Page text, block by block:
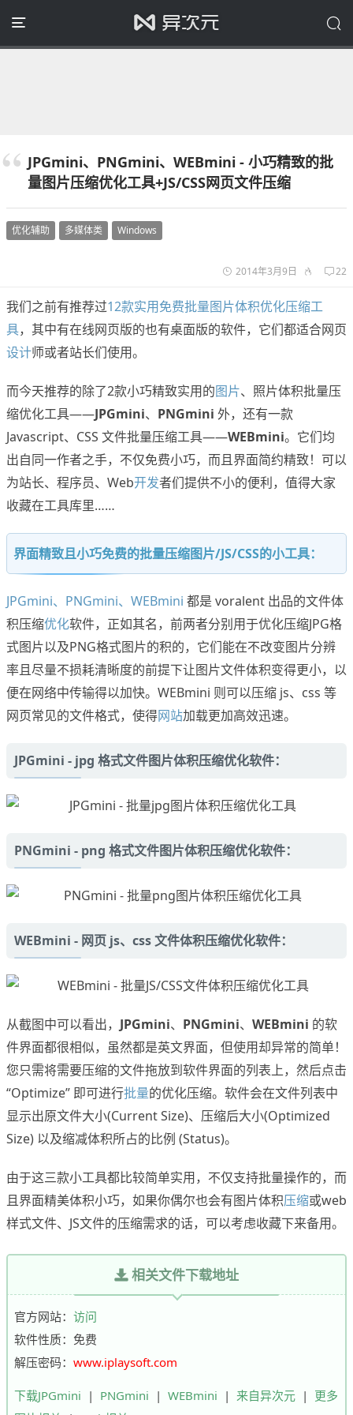
JPGmini、PNGmini、WEBmini - 小巧精致的批
量图片压缩优化工具+JS/CSS网页文件压缩
优化辅助 多媒体类 Windows
2014年3月9日 22
我们之前有推荐过12款实用免费批量图片体积优化压缩工
具，其中有在线网页版的也有桌面版的软件，它们都适合网页
设计师或者站长们使用。
而今天推荐的除了2款小巧精致实用的图片、照片体积批量压
缩优化工具——JPGmini、 PNGmini 外，还有一款
Javascript、CSS 文件批量压缩工具——WEBmini。它们均
出自同一作者之手，不仅免费小巧，而且界面简约精致！可以
为站长、程序员、Web开发者们提供不小的便利，值得大家
收藏在工具库里……
界面精致且小巧免费的批量压缩图片/JS/CSS的小工具：
JPGmini、PNGmini、WEBmini 都是 voralent 出品的文件体
积压缩优化软件，正如其名，前两者分别用于优化压缩JPG格
式图片以及PNG格式图片的积的，它们能在不改变图片分辨
率且尽量不损耗清晰度的前提下让图片文件体积变得更小，以
便在网络中传输得以加快。WEBmini 则可以压缩 js、css 等
网页常见的文件格式，使得网站加载更加高效迅速。
JPGmini - jpg 格式文件图片体积压缩优化软件：
PNGmini - png 格式文件图片体积压缩优化软件：
WEBmini - 网页 js、css 文件体积压缩优化软件：
从截图中可以看出， JPGmini、 PNGmini、 WEBmini 的软
件界面都很相似，虽然都是英文界面，但使用却异常的简单！
您只需将需要压缩的文件拖放到软件界面的列表上，然后点击
“Optimize” 即可进行批量的优化压缩。软件会在文件列表中
显示出原文件大小(Current Size)、压缩后大小(Optimized
Size) 以及缩减体积所占的比例 (Status)。
由于这三款小工具都比较简单实用，不仅支持批量操作的，而
且界面精美体积小巧，如果你偶尔也会有图片体积压缩或web
样式文件、JS文件的压缩需求的话，可以考虑收藏下来备用。
相关文件下载地址
官方网站： 访问
软件性质：免费
解压密码： www.iplaysoft.com
下载JPGmini | PNGmini | WEBmini | 来自异次元 | 更多